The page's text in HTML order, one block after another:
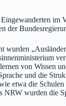
im
der
wurden
von Wissen
und die
etwa die
NRW wurden die